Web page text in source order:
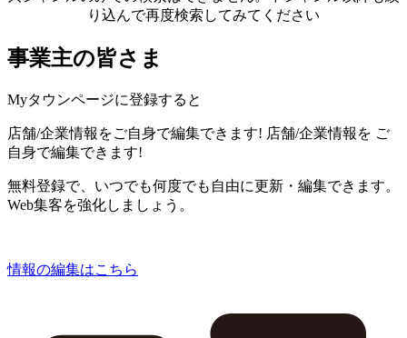
り込んで再度検索してみてください
事業主の皆さま
Myタウンページに登録すると
店舗/企業情報をご自身で編集できます! 店舗/企業情報を ご
自身で編集できます!
無料登録で、いつでも何度でも自由に更新・編集できます。
Web集客を強化しましょう。
情報の編集はこちら